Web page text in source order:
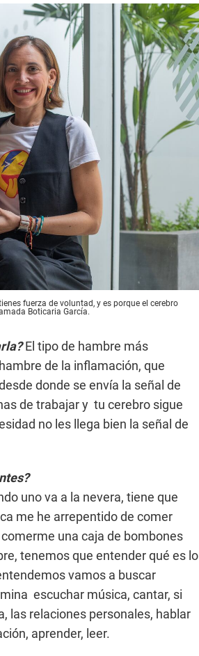
fuerza de voluntad, y es porque el cerebro
Boticaria García.
El tipo de hambre más
de la inflamación, que
donde se envía la señal de
de trabajar y tu cerebro sigue
no les llega bien la señal de
uno va a la nevera, tiene que
me he arrepentido de comer
una caja de bombones
tenemos que entender qué es lo
vamos a buscar
escuchar música, cantar, si
las relaciones personales, hablar
aprender, leer.